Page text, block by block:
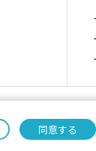
同意する